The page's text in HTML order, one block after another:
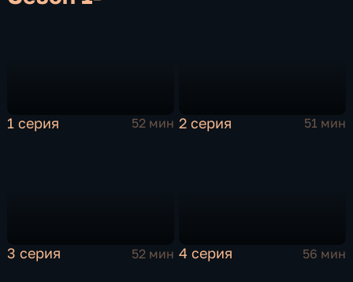
1 серия 52 мин 2 серия 51 мин
3 серия 52 мин 4 серия 56 мин